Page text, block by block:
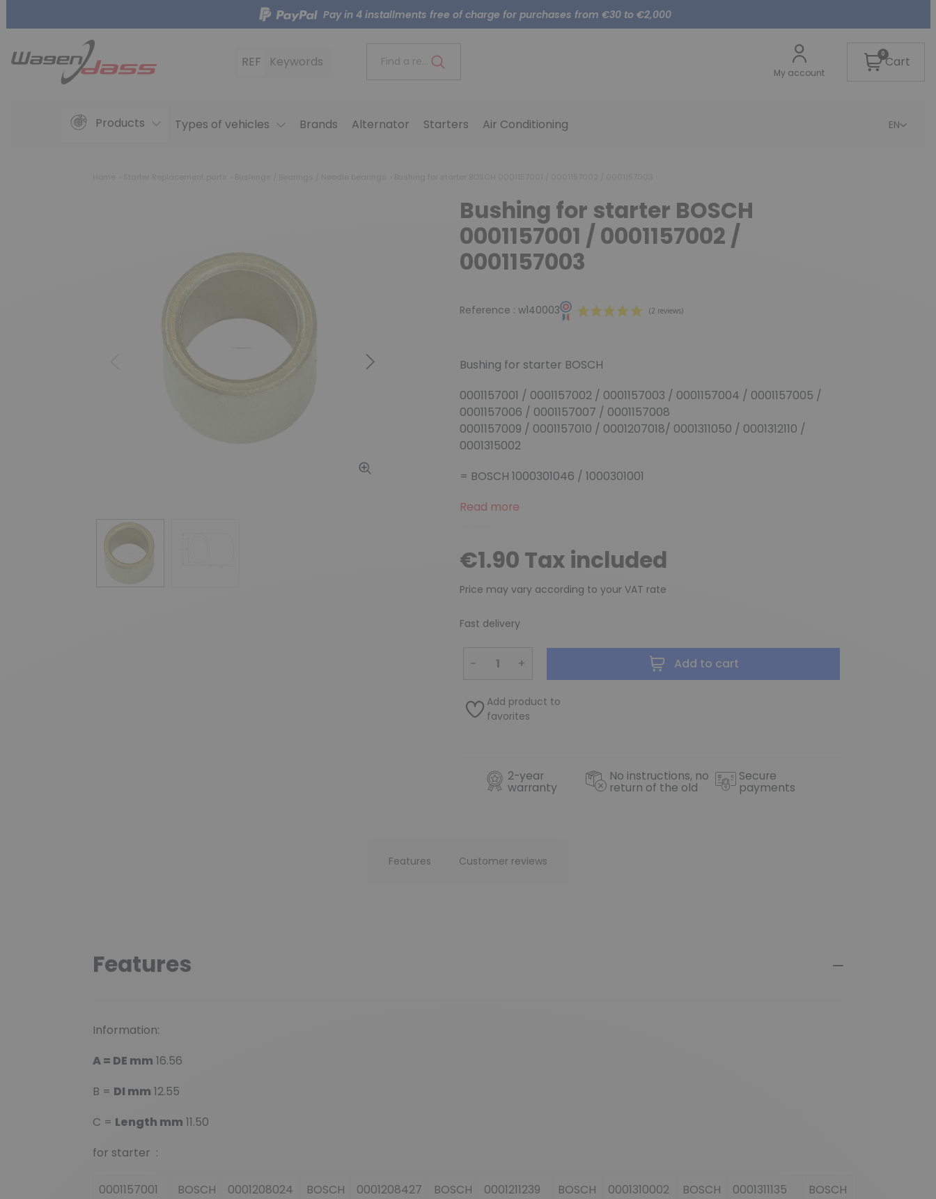
Pay in 4 installments free of charge for purchases from €30 to €2,000
REF Keywords Find a reference..
My account
0Cart
Products Types of vehicles Brands Alternator Starters Air Conditioning EN
Previous Next
Bushing for starter BOSCH
0001157001 / 0001157002 /
0001157003
Reference : w140003
Bushing for starter BOSCH
0001157001 / 0001157002 / 0001157003 / 0001157004 / 0001157005 /
0001157006 / 0001157007 / 0001157008
0001157009 / 0001157010 / 0001207018/ 0001311050 / 0001312110 /
0001315002
= BOSCH 1000301046 / 1000301001
Read more
€1.90 Tax included
Price may vary according to your VAT rate
Fast delivery
− + Add to cart
Add product to
favorites
2-year
warranty
No instructions, no
return of the old
Secure
payments
Features Customer reviews
Features
Information:
A = DE mm 16.56
B = DI mm 12.55
C = Length mm 11.50
for starter :
0001157001 BOSCH 0001208024 BOSCH 0001208427 BOSCH 0001211239 BOSCH 0001310002 BOSCH 0001311135 BOSCH